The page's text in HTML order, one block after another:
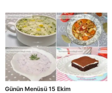
Günün Menüsü 15 Ekim